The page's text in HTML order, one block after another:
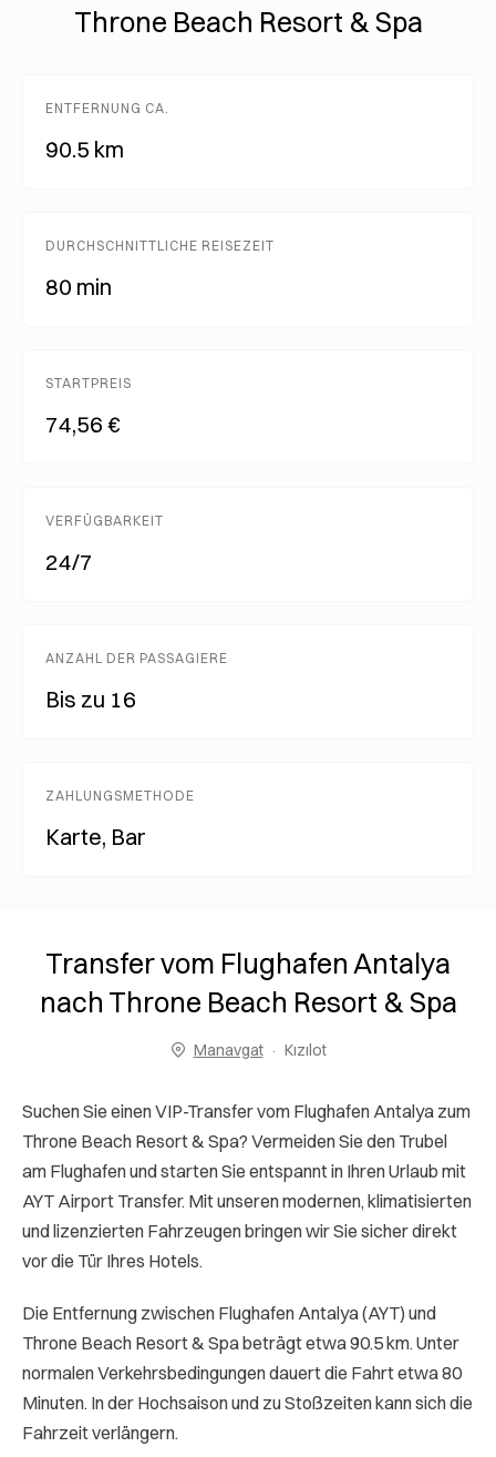
Throne Beach Resort & Spa
ENTFERNUNG CA.
90.5 km
DURCHSCHNITTLICHE REISEZEIT
80 min
STARTPREIS
74,56 €
VERFÜGBARKEIT
24/7
ANZAHL DER PASSAGIERE
Bis zu 16
ZAHLUNGSMETHODE
Karte, Bar
Transfer vom Flughafen Antalya
nach Throne Beach Resort & Spa
Manavgat Kızılot
Suchen Sie einen VIP-Transfer vom Flughafen Antalya zum
Throne Beach Resort & Spa? Vermeiden Sie den Trubel
am Flughafen und starten Sie entspannt in Ihren Urlaub mit
AYT Airport Transfer. Mit unseren modernen, klimatisierten
und lizenzierten Fahrzeugen bringen wir Sie sicher direkt
vor die Tür Ihres Hotels.
Die Entfernung zwischen Flughafen Antalya (AYT) und
Throne Beach Resort & Spa beträgt etwa 90.5 km. Unter
normalen Verkehrsbedingungen dauert die Fahrt etwa 80
Minuten. In der Hochsaison und zu Stoßzeiten kann sich die
Fahrzeit verlängern.